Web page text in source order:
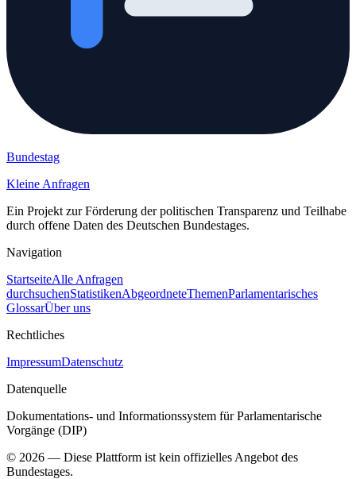
Bundestag
Kleine Anfragen
Ein Projekt zur Förderung der politischen Transparenz und Teilhabe
durch offene Daten des Deutschen Bundestages.
Navigation
StartseiteAlle Anfragen
durchsuchenStatistikenAbgeordneteThemenParlamentarisches
GlossarÜber uns
Rechtliches
ImpressumDatenschutz
Datenquelle
Dokumentations- und Informationssystem für Parlamentarische
Vorgänge (DIP)
© 2026 — Diese Plattform ist kein offizielles Angebot des
Bundestages.